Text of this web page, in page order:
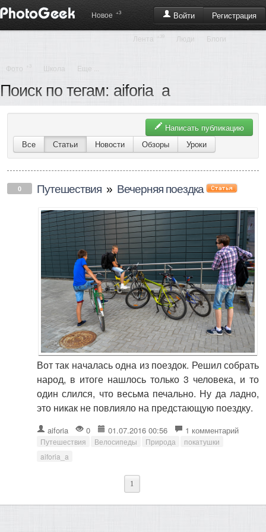
Войти Регистрация
Новое +3
Лента +39 Люди Блоги
Фото Школа Еще ...
Поиск по тегам: aiforia_a
Написать публикацию
Все
Статьи Новости Обзоры Уроки
0 Путешествия » Вечерняя поездка
Вот так началась одна из поездок. Решил собрать
народ, в итоге нашлось только 3 человека, и то
один слился, что весьма печально. Ну да ладно,
это никак не повлияло на предстающую поездку.
aiforia 0 01.07.2016 00:56 1 комментарий
Путешествия Велосипеды Природа
покатушки
aiforia_a
1